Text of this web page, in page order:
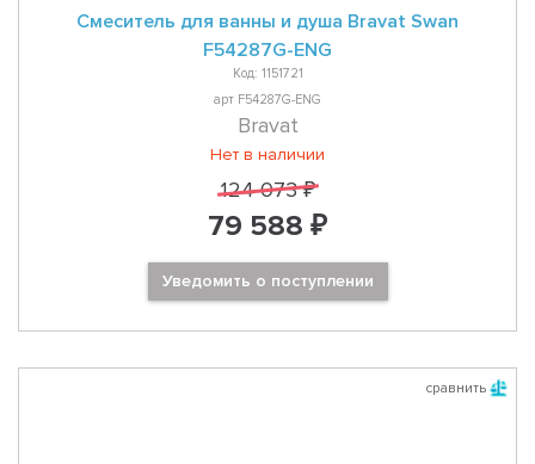
Смеситель для ванны и душа Bravat Swan
F54287G-ENG
Код: 1151721
арт F54287G-ENG
Bravat
Нет в наличии
124 073 ₽
79 588 ₽
Уведомить о поступлении
сравнить